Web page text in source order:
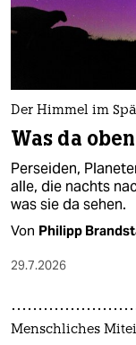
shop
fragen & hilfe
unterstützen
abo
genossenschaft
epaper login
Der Himmel im
Was da
Perseiden,
alle, die nachts
was sie da sehen.
Von Philipp
29.7.2026
Menschliches